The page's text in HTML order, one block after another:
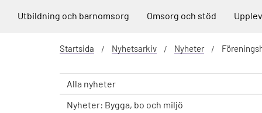
Utbildning och barnomsorg Omsorg och stöd
Startsida Nyhetsarkiv Nyheter
Alla nyheter
Nyheter: Bygga, bo och miljö